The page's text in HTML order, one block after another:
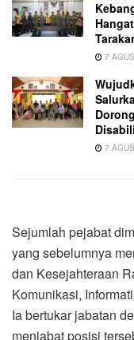
7
7
Sejumlah pejabat
yang sebelumnya
dan Kesejahteraan
Komunikasi,
Ia bertukar jabatan
menjabat posisi